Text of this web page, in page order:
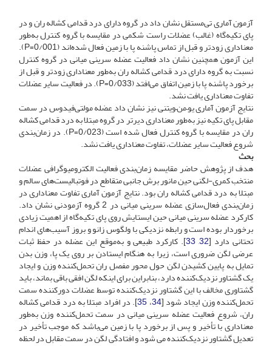
آزمون آماری تی‌مستقل نشان داد در گروه دارای درد قدامی کشاله ران و در
پای تکیه‌گاه (غالب) عضلات راست شکمی در مقایسه با گروه کنترل به‌طور
معناداری زودتر و قبل از تماس پاشنه پا با زمین فعال شده‌اند (P=0/001).
این آزمون همچنین نشان داد فعالیت عضله سرینی میانی در گروه کنترل
نسبت به گروه دارای درد قدامی کشاله ران به‌طور معناداری زودتر و قبل از
برخورد پاشنه پا با زمین اتفاق می‌افتد (P=0/033). در فعالیت سایر عضلات
تفاوت معناداری یافت نشد.
نتایج آزمون آماری یو–من–ویتنی نیز نشان داد عضله مولتی‌فیدوس در سمت
مقابل پای تکیه نیز به‌طور معناداری دیرتر در گروه مبتلا به درد قدامی کشاله
ران در مقایسه با گروه کنترل فعال شده است (P=0/023). در زمان‌بندی
شروع فعالیت سایر عضلات، تفاوت معناداری یافت نشد.
بحث
هدف از پژوهش حاضر مقایسه زمان‌بندی فعالیت الکترومیوگرافی عضلات
منتخب کمری-لگنی حین مانور برش جانبی متقاطع در فوتبالیست‌های سالم و
مبتلا به درد قدامی کشاله ران بود. نتایج آزمون آماری تفاوت معناداری در
زمان‌بندی فعال‌سازی عضله سرینی میانی در 2 گروه آزمودنی نشان داد.
کارکرد عضله سرینی میانی حین ایستایش روی پای تکیه‌گاه از اهمیت زیادی
برخوردار بوده است و رابطه نزدیکی با ولگوس زانو و بروز آسیب‌های اندام
تحتانی دارد [32
,
33]. کارکرد طبیعی و به‌موقع این عضله در حفظ ثبات
عرضی لگن ضروری است، زیرا به هنگام ایستادن بر روی یک پا، وزن بدن
تمایل به پایین کشیدن لگن حول محور مفصل ران تحمل‌کننده وزن و ایجاد
یک گشتاور نزدیک‌کننده دارد، بنابراین برای اینکه لگن افقی باقی بماند، باید
گشتاوری مخالف با این گشتاور نزدیک‌کننده توسط عضلات دورکننده سمت
تحمل‌کننده وزن ایجاد شود [34،35]. در افراد مبتلا به درد قدامی کشاله
ران، شروع فعالیت عضله سرینی میانی در سمت تحمل‌کننده وزن به‌طور
معناداری با تأخیر و پس از برخورد پا با زمین می‌باشد که موجب تأخیر در
تعدیل گشتاور نزدیک‌کننده می شود و افتادگی لگن در سمت مقابل در لحظه